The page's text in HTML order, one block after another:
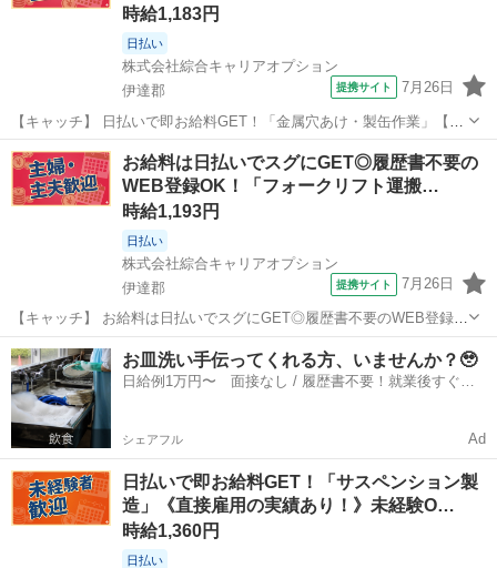
時給1,183円
日払い
株式会社綜合キャリアオプション
伊達郡
提携サイト 7月26日
【キャッチ】 日払いで即お給料GET！「金属穴あけ・製缶作業」【経
験者向けマイスターワーク!】プライベートも充実♪土日祝休!高時給
1183円！ 【コメント】 製造のお仕事が豊富★未経験で働いてみたい
方も大歓迎！ 「未経験...
福島 伊達郡 仕分け
お給料は日払いでスグにGET◎履歴書不要の
WEB登録OK！「フォークリフト運搬…
時給1,193円
日払い
株式会社綜合キャリアオプション
伊達郡
提携サイト 7月26日
【キャッチ】 お給料は日払いでスグにGET◎履歴書不要のWEB登録
OK！「フォークリフト運搬作業」高時給1193円！福島県伊達郡国見町
周辺！20代～40代のスタッフが多数活躍中★ 【コメント】 製造のお
仕事をお探しにおスス...
福島 伊達郡 仕分け
お皿洗い手伝ってくれる方、いませんか？🥹
日給例1万円〜 面接なし / 履歴書不要！就業後すぐに
シェアフル Ad
日払いで即お給料GET！「サスペンション製
造」《直接雇用の実績あり！》未経験O…
時給1,360円
日払い